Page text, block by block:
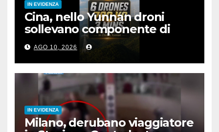
IN EVIDENZA
Cina, nello Yunnan droni
sollevano componente di
rete elettrica da 780 kg
AGO 10, 2026
IN EVIDENZA
Milano, derubano viaggiatore